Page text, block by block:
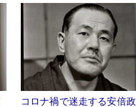
コロナ禍で迷走する安倍政